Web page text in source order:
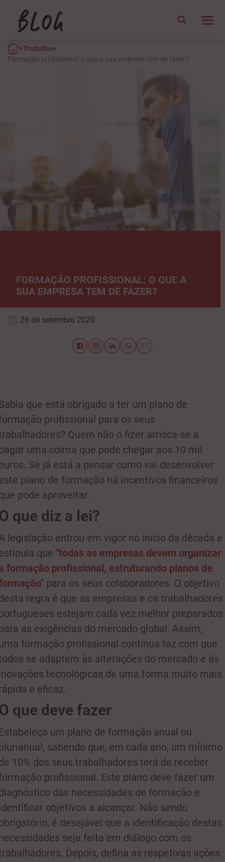
>Trabalho>
Formação profissional: o que a sua empresa tem de fazer?
FORMAÇÃO PROFISSIONAL: O QUE A
SUA EMPRESA TEM DE FAZER?
26 de setembro 2020
que está obrigado a ter um plano de
profissional para os seus
Quem não o fizer arrisca-se a
uma coima que pode chegar aos 10 mil
Se já está a pensar como vai desenvolver
plano de formação há incentivos financeiros
pode aproveitar.
que diz a lei?
legislação entrou em vigor no início da década e
que "todas as empresas devem organizar
formação profissional, estruturando planos de
para os seus colaboradores. O objetivo
regra é que as empresas e os trabalhadores
estejam cada vez melhor preparados
as exigências do mercado global. Assim,
formação profissional contínua faz com que
se adaptem às alterações do mercado e às
tecnológicas de uma forma muito mais
e eficaz.
que deve fazer
um plano de formação anual ou
sabendo que, em cada ano, um mínimo
10% dos seus trabalhadores terá de receber
profissional. Este plano deve fazer um
das necessidades de formação e
objetivos a alcançar. Não sendo
é desejável que a identificação destas
seja feita em diálogo com os
Depois, defina as respetivas ações